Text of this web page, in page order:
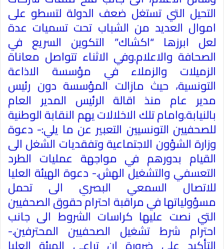
التحيل التي تستغل ضعف الدولة لتسطو على
اموال العديد من الشباب تحت تسميات عدة
لعل ابرزها “اكشاك” التكوين السريع في
الصحافة والاعلام.وفي الاثناء تتواصل معاناة
الزميلات والزملاء في مؤسسة الاذاعة
التونسية، حيث مازالت المؤسسة دون رئيس
مدير عام منذ اقالة الرئيس المدير العام
بالنيابة.وامام تلك الاخلالات يهم النقابة الوطنية
للصحفيين التونسيين التعبير عن ما يلي:- دعوة
وزارة الشؤون الاجتماعية وتفقديات الشغل الى
القيام بدورهم في مواجهة عمليات الطرد
التعسفي والتشغيل الهش.- دعوة الهيئة العليا
للاتصال السمعي البصري الى تحمل
مسؤولياتها في مراقبة احترام حقوق الصحفيين
التي نصت عليها كراسات الشروط الى جانب
احترام شرط تشغيل الصحفيين المحترفين.-